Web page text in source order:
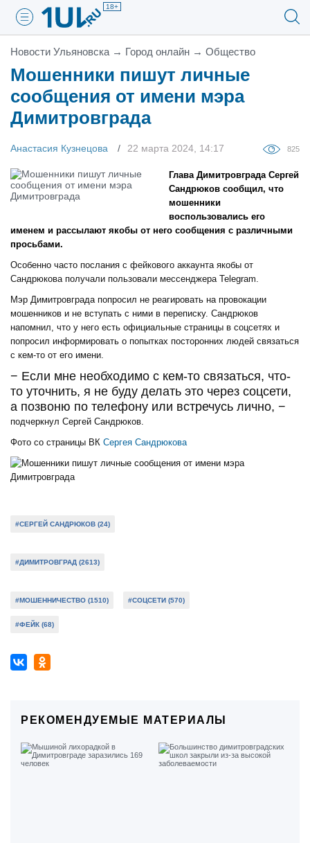
18+
Новости Ульяновска → Город онлайн → Общество
Мошенники пишут личные
сообщения от имени мэра
Димитровграда
Анастасия Кузнецова 22 марта 2024, 14:17 825
Глава Димитровграда Сергей
Сандрюков сообщил, что
мошенники
воспользовались его
именем и рассылают якобы от него сообщения с различными
просьбами.
Особенно часто послания с фейкового аккаунта якобы от
Сандрюкова получали пользовали мессенджера Telegram.
Мэр Димитровграда попросил не реагировать на провокации
мошенников и не вступать с ними в переписку. Сандрюков
напомнил, что у него есть официальные страницы в соцсетях и
попросил информировать о попытках посторонних людей связаться
с кем-то от его имени.
− Если мне необходимо с кем-то связаться, что-
то уточнить, я не буду делать это через соцсети,
а позвоню по телефону или встречусь лично, −
подчеркнул Сергей Сандрюков.
Фото со страницы ВК Сергея Сандрюкова
#СЕРГЕЙ САНДРЮКОВ (24)
#ДИМИТРОВГРАД (2613)
#МОШЕННИЧЕСТВО (1510) #СОЦСЕТИ (570)
#ФЕЙК (68)
РЕКОМЕНДУЕМЫЕ МАТЕРИАЛЫ